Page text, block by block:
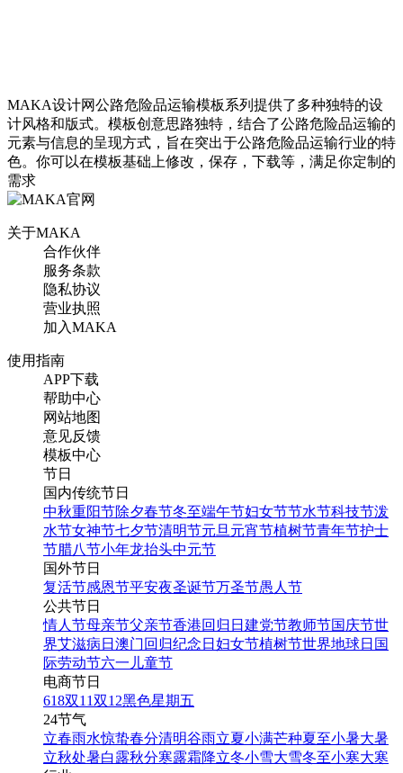
MAKA设计网公路危险品运输模板系列提供了多种独特的设
计风格和版式。模板创意思路独特，结合了公路危险品运输的
元素与信息的呈现方式，旨在突出于公路危险品运输行业的特
色。你可以在模板基础上修改，保存，下载等，满足你定制的
需求
关于MAKA
合作伙伴
服务条款
隐私协议
营业执照
加入MAKA
使用指南
APP下载
帮助中心
网站地图
意见反馈
模板中心
节日
国内传统节日
中秋重阳节除夕春节冬至端午节妇女节节水节科技节泼
水节女神节七夕节清明节元旦 元宵节植树节青年节护士
节腊八节小年龙抬头中元节
国外节日
复活节感恩节平安夜圣诞节万圣节愚人节
公共节日
情人节母亲节父亲节香港回归日 建党节教师节国庆节世
界艾滋病日 澳门回归纪念日 妇女节植树节世界地球日 国
际劳动节六一儿童节
电商节日
618双11双12黑色星期五
24节气
立春雨水惊蛰春分清明谷雨立夏小满芒种夏至小暑大暑
立秋处暑白露秋分寒露霜降立冬小雪大雪冬至小寒大寒